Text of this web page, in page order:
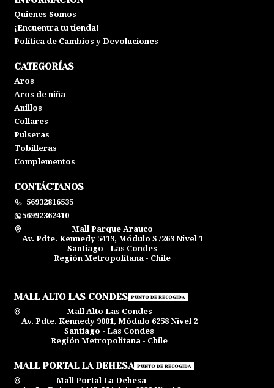
Quienes Somos
¡Encuentra tu tienda!
Política de Cambios y Devoluciones
CATEGORÍAS
Aros
Aros de niña
Anillos
Collares
Pulseras
Tobilleras
Complementos
CONTÁCTANOS
+56932816535
56992362410
Mall Parque Arauco
Av. Pdte. Kennedy 5413, Módulo S7263 Nivel 1
Santiago - Las Condes
Región Metropolitana - Chile
MALL ALTO LAS CONDES PUNTO DE RECOGIDA
Mall Alto Las Condes
Av. Pdte. Kennedy 9001, Módulo 6258 Nivel 2
Santiago - Las Condes
Región Metropolitana - Chile
MALL PORTAL LA DEHESA PUNTO DE RECOGIDA
Mall Portal La Dehesa